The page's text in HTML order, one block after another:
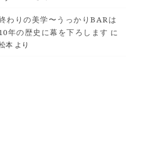
わりの美学〜うっかりBARは
年の歴史に幕を下ろします に
本 より